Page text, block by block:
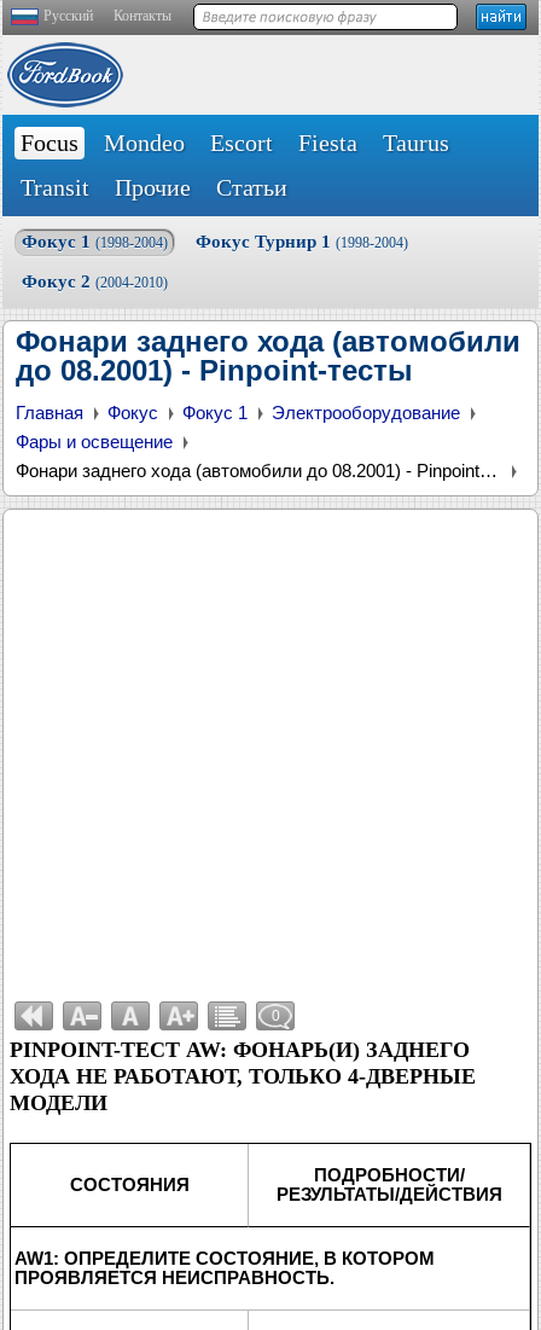
Русский Контакты
Focus Mondeo Escort Fiesta
Taurus
Transit
Прочие Статьи
Фокус 1 (1998-2004) Фокус Турнир 1 (1998-2004)
Фокус 2 (2004-2010)
Фонари заднего хода (автомобили
до 08.2001) - Pinpoint-тесты
Главная Фокус Фокус 1
Электрооборудование
Фары и освещение
Фонари заднего хода (автомобили до 08.2001) - Pinpoint-тесты
0
PINPOINT-ТЕСТ AW: ФОНАРЬ(И) ЗАДНЕГО
ХОДА НЕ РАБОТАЮТ, ТОЛЬКО 4-ДВЕРНЫЕ
МОДЕЛИ
СОСТОЯНИЯ
ПОДРОБНОСТИ/
РЕЗУЛЬТАТЫ/ДЕЙСТВИЯ
AW1: ОПРЕДЕЛИТЕ СОСТОЯНИЕ, В КОТОРОМ
ПРОЯВЛЯЕТСЯ НЕИСПРАВНОСТЬ.